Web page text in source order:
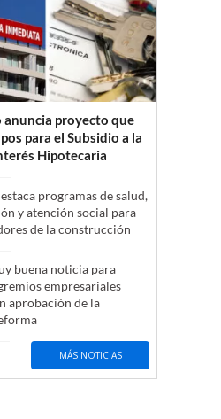
anuncia proyecto que
para el Subsidio a la
Hipotecaria
programas de salud,
y atención social para
de la construcción
buena noticia para
empresariales
aprobación de la
MÁS NOTICIAS